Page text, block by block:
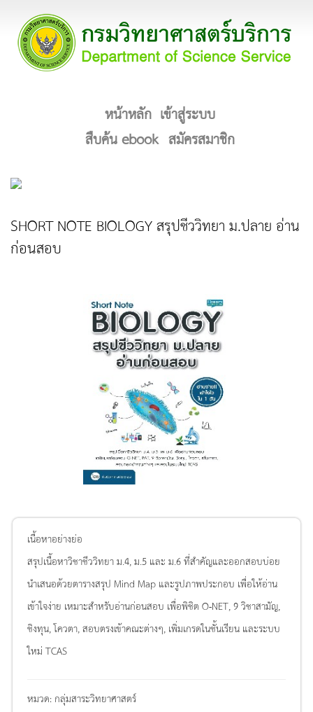
หน้าหลัก เข้าสู่ระบบ
สืบค้น ebook สมัครสมาชิก
SHORT NOTE BIOLOGY สรุปชีววิทยา ม.ปลาย อ่าน
ก่อนสอบ
เนื้อหาอย่างย่อ
สรุปเนื้อหาวิชาชีววิทยา ม.4, ม.5 และ ม.6 ที่สำคัญและออกสอบบ่อย
นำเสนอด้วยตารางสรุป Mind Map และรูปภาพประกอบ เพื่อให้อ่าน
เข้าใจง่าย เหมาะสำหรับอ่านก่อนสอบ เพื่อพิชิต O-NET, 9 วิชาสามัญ,
ชิงทุน, โควตา, สอบตรงเข้าคณะต่างๆ, เพิ่มเกรดในชั้นเรียน และระบบ
ใหม่ TCAS
หมวด: กลุ่มสาระวิทยาศาสตร์